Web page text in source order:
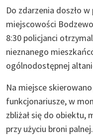
Do zdarzenia doszło
miejscowości
8:30 policjanci
nieznanego
ogólnodostępnej
Na miejsce
funkcjonariusze, w
zbliżał się do obiektu,
przy użyciu broni palnej.